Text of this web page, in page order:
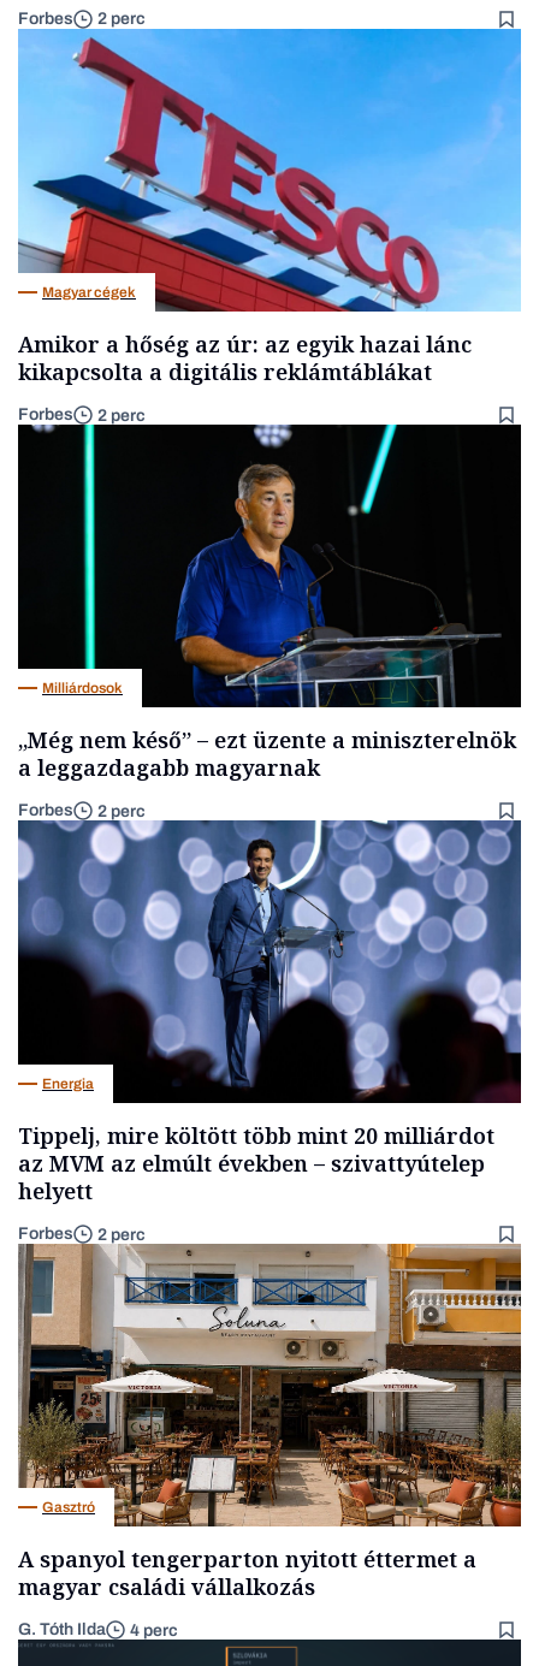
Forbes 2 perc
Magyar cégek
Amikor a hőség az úr: az egyik hazai lánc
kikapcsolta a digitális reklámtáblákat
Forbes 2 perc
Milliárdosok
„Még nem késő” – ezt üzente a miniszterelnök
a leggazdagabb magyarnak
Forbes 2 perc
Energia
Tippelj, mire költött több mint 20 milliárdot
az MVM az elmúlt években – szivattyútelep
helyett
Forbes 2 perc
Gasztró
A spanyol tengerparton nyitott éttermet a
magyar családi vállalkozás
G. Tóth Ilda 4 perc